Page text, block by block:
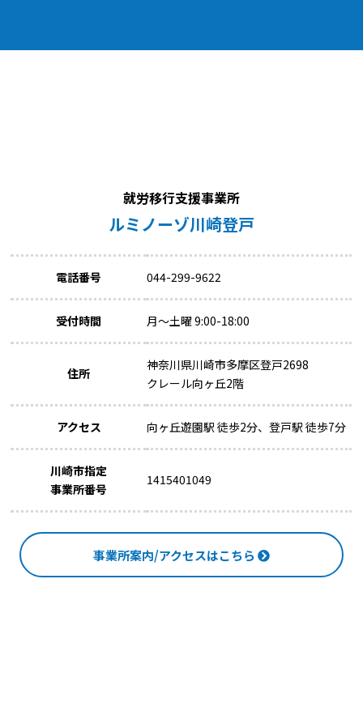
就労移行支援事業所
ルミノーゾ川崎登戸
電話番号 044-299-9622
受付時間 月～土曜 9:00-18:00
住所
神奈川県川崎市多摩区登戸2698
クレール向ヶ丘2階
アクセス 向ヶ丘遊園駅 徒歩2分、登戸駅 徒歩7分
川崎市指定
事業所番号
1415401049
事業所案内/アクセスはこちら